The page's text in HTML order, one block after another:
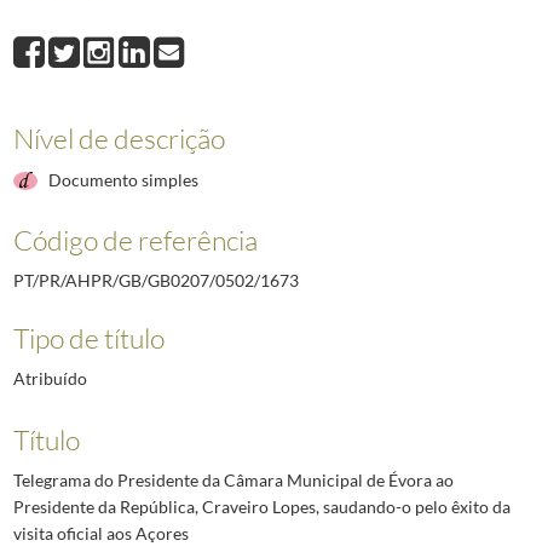
1674Ofício do Chefe de Gabinete do Ministro do Interior ao Secretário da
1675Telegrama do Presidente da Câmara Municipal de Matosinhos,
1677
Telegrama do Governador Civil de Castelo Branco ao Presidente da
(...)
Nível de descrição
Documento simples
Código de referência
PT/PR/AHPR/GB/GB0207/0502/1673
Tipo de título
Atribuído
Título
Telegrama do Presidente da Câmara Municipal de Évora ao
Presidente da República, Craveiro Lopes, saudando-o pelo êxito da
visita oficial aos Açores